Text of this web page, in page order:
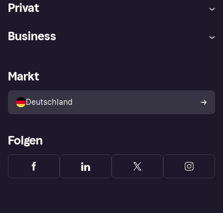
Privat
Klarna App
Shops entdecken
Käuferschutzrichtlinie
Dein Widerrufsrecht
Business
Händlerportal
Markt
Deutschland
Folgen